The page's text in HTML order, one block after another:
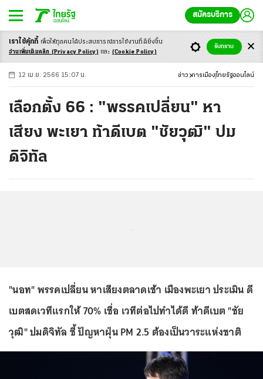
สมัครบริการ
-ก ก ก+
12 เม.ย. 2566 15:07 น. ข่าว การเมือง ไทยรัฐออนไลน์
เลือกตั้ง 66 : "พรรคเปลี่ยน" หา
เสียง พะเยา ท้าดีเบต "ชัยวุฒิ" ปม
ดิจิทัล
"นอท" พรรคเปลี่ยน หาเสียงตลาดเช้า เมืองพะเยา ประเมิน ดี
เบตสดเวทีแรกให้ 70% เชื่อ เวทีต่อไปทำได้ดี ท้าดีเบต "ชัย
วุฒิ" ปมดิจิทัล ชี้ ปัญหาฝุ่น PM 2.5 ต้องเป็นวาระแห่งชาติ
เราใช้คุ้กกี้ เพื่อให้ทุกคนได้ประสบการณ์การใช้งานที่ดียิ่งขึ้น
อ่านเพิ่มเติมคลิก (Privacy Policy) และ (Cookie Policy)
รับทราบ